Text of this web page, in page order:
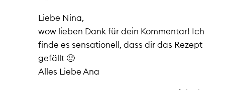
Liebe Nina,
wow lieben Dank für dein Kommentar! Ich
finde es sensationell, dass dir das Rezept
gefällt 🙂
Alles Liebe Ana